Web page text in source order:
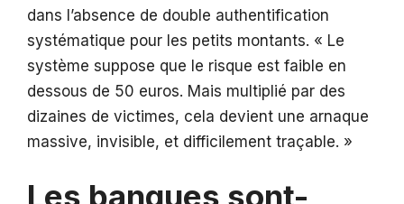
dans l’absence de double authentification
systématique pour les petits montants. « Le
système suppose que le risque est faible en
dessous de 50 euros. Mais multiplié par des
dizaines de victimes, cela devient une arnaque
massive, invisible, et difficilement traçable. »
Les banques sont-